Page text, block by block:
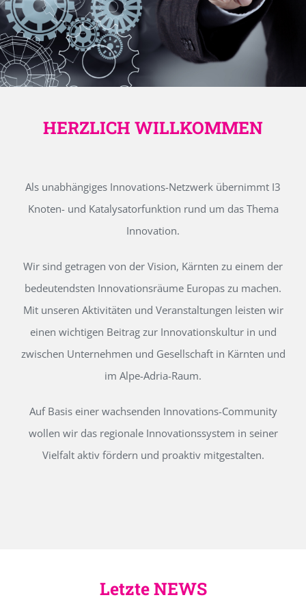
HERZLICH WILLKOMMEN
Als unabhängiges Innovations-Netzwerk übernimmt I3
Knoten- und Katalysatorfunktion rund um das Thema
Innovation.
Wir sind getragen von der Vision, Kärnten zu einem der
bedeutendsten Innovationsräume Europas zu machen.
Mit unseren Aktivitäten und Veranstaltungen leisten wir
einen wichtigen Beitrag zur Innovationskultur in und
zwischen Unternehmen und Gesellschaft in Kärnten und
im Alpe-Adria-Raum.
Auf Basis einer wachsenden Innovations-Community
wollen wir das regionale Innovationssystem in seiner
Vielfalt aktiv fördern und proaktiv mitgestalten.
Letzte NEWS